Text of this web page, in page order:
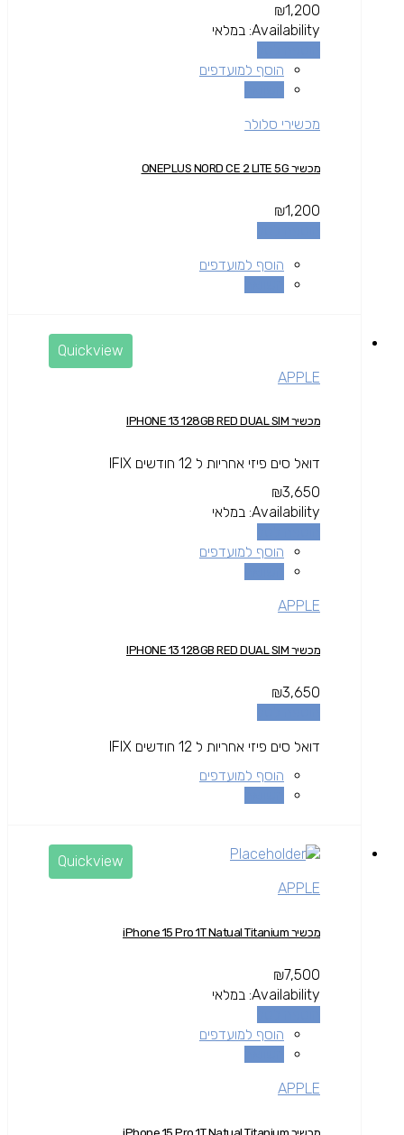
₪1,200
Availability: במלאי
הוסף למועדפים
מכשירי סלולר
מכשיר ONEPLUS NORD CE 2 LITE 5G
₪1,200
הוסף למועדפים
Quickview
APPLE
מכשיר IPHONE 13 128GB RED DUAL SIM
דואל סים פיזי אחריות ל 12 חודשים IFIX
₪3,650
Availability: במלאי
הוסף למועדפים
APPLE
מכשיר IPHONE 13 128GB RED DUAL SIM
₪3,650
דואל סים פיזי אחריות ל 12 חודשים IFIX
הוסף למועדפים
Quickview
APPLE
מכשיר iPhone 15 Pro 1T Natual Titanium
₪7,500
Availability: במלאי
הוסף למועדפים
APPLE